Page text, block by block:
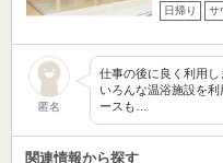
日帰り サ
匿名
仕事の後に良く利用し
いろんな温浴施設を
ースも…
関連情報から探す